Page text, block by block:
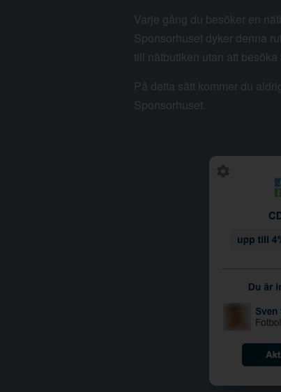
Varje gång du besöker en
Sponsorhuset dyker denna
till nätbutiken utan att
På detta sätt kommer du
Sponsorhuset.